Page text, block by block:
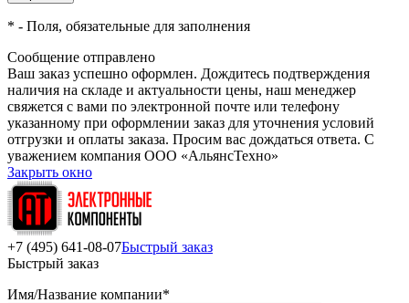
* - Поля, обязательные для заполнения
Сообщение отправлено
Ваш заказ успешно оформлен. Дождитесь подтверждения
наличия на складе и актуальности цены, наш менеджер
свяжется с вами по электронной почте или телефону
указанному при оформлении заказ для уточнения условий
отгрузки и оплаты заказа. Просим вас дождаться ответа. С
уважением компания ООО «АльянсТехно»
Закрыть окно
+7 (495) 641-08-07Быстрый заказ
Быстрый заказ
Имя/Название компании*